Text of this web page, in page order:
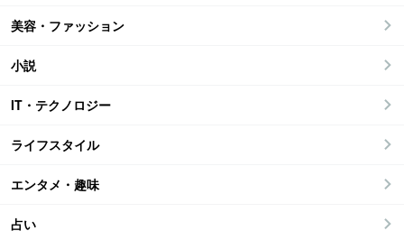
美容・ファッション
小説
IT・テクノロジー
ライフスタイル
エンタメ・趣味
占い